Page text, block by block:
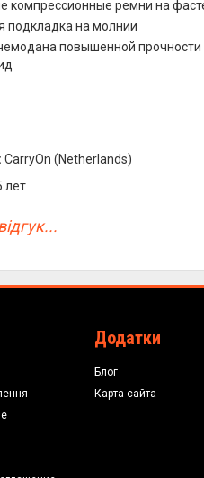
компрессионные ремни на
подкладка на молнии
повышенной
CarryOn (Netherlands)
лет
Додатки
Блог
Карта сайта